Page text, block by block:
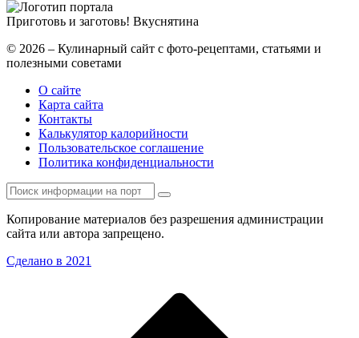
Приготовь и заготовь! Вкуснятина
© 2026 – Кулинарный сайт с фото-рецептами, статьями и
полезными советами
О сайте
Карта сайта
Контакты
Калькулятор калорийности
Пользовательское соглашение
Политика конфиденциальности
Копирование материалов без разрешения администрации
сайта или автора запрещено.
Сделано в 2021